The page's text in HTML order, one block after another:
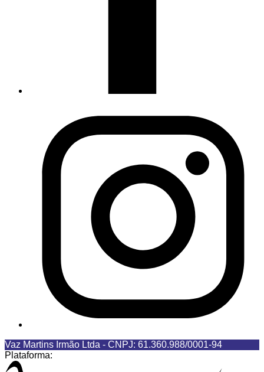
Vaz Martins Irmão Ltda - CNPJ: 61.360.988/0001-94
Plataforma: